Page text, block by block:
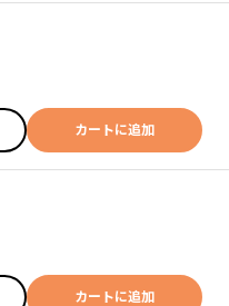
カートに追加
カートに追加